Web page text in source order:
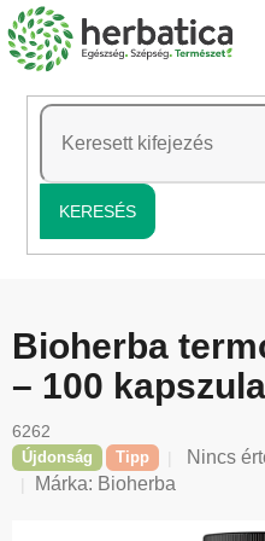
Ugrás
a
tartalomhoz
KERESÉS
Bioherba
– 100 kapszula
6262
Újdonság Tipp
A
Nincs
Márka: Bioherba